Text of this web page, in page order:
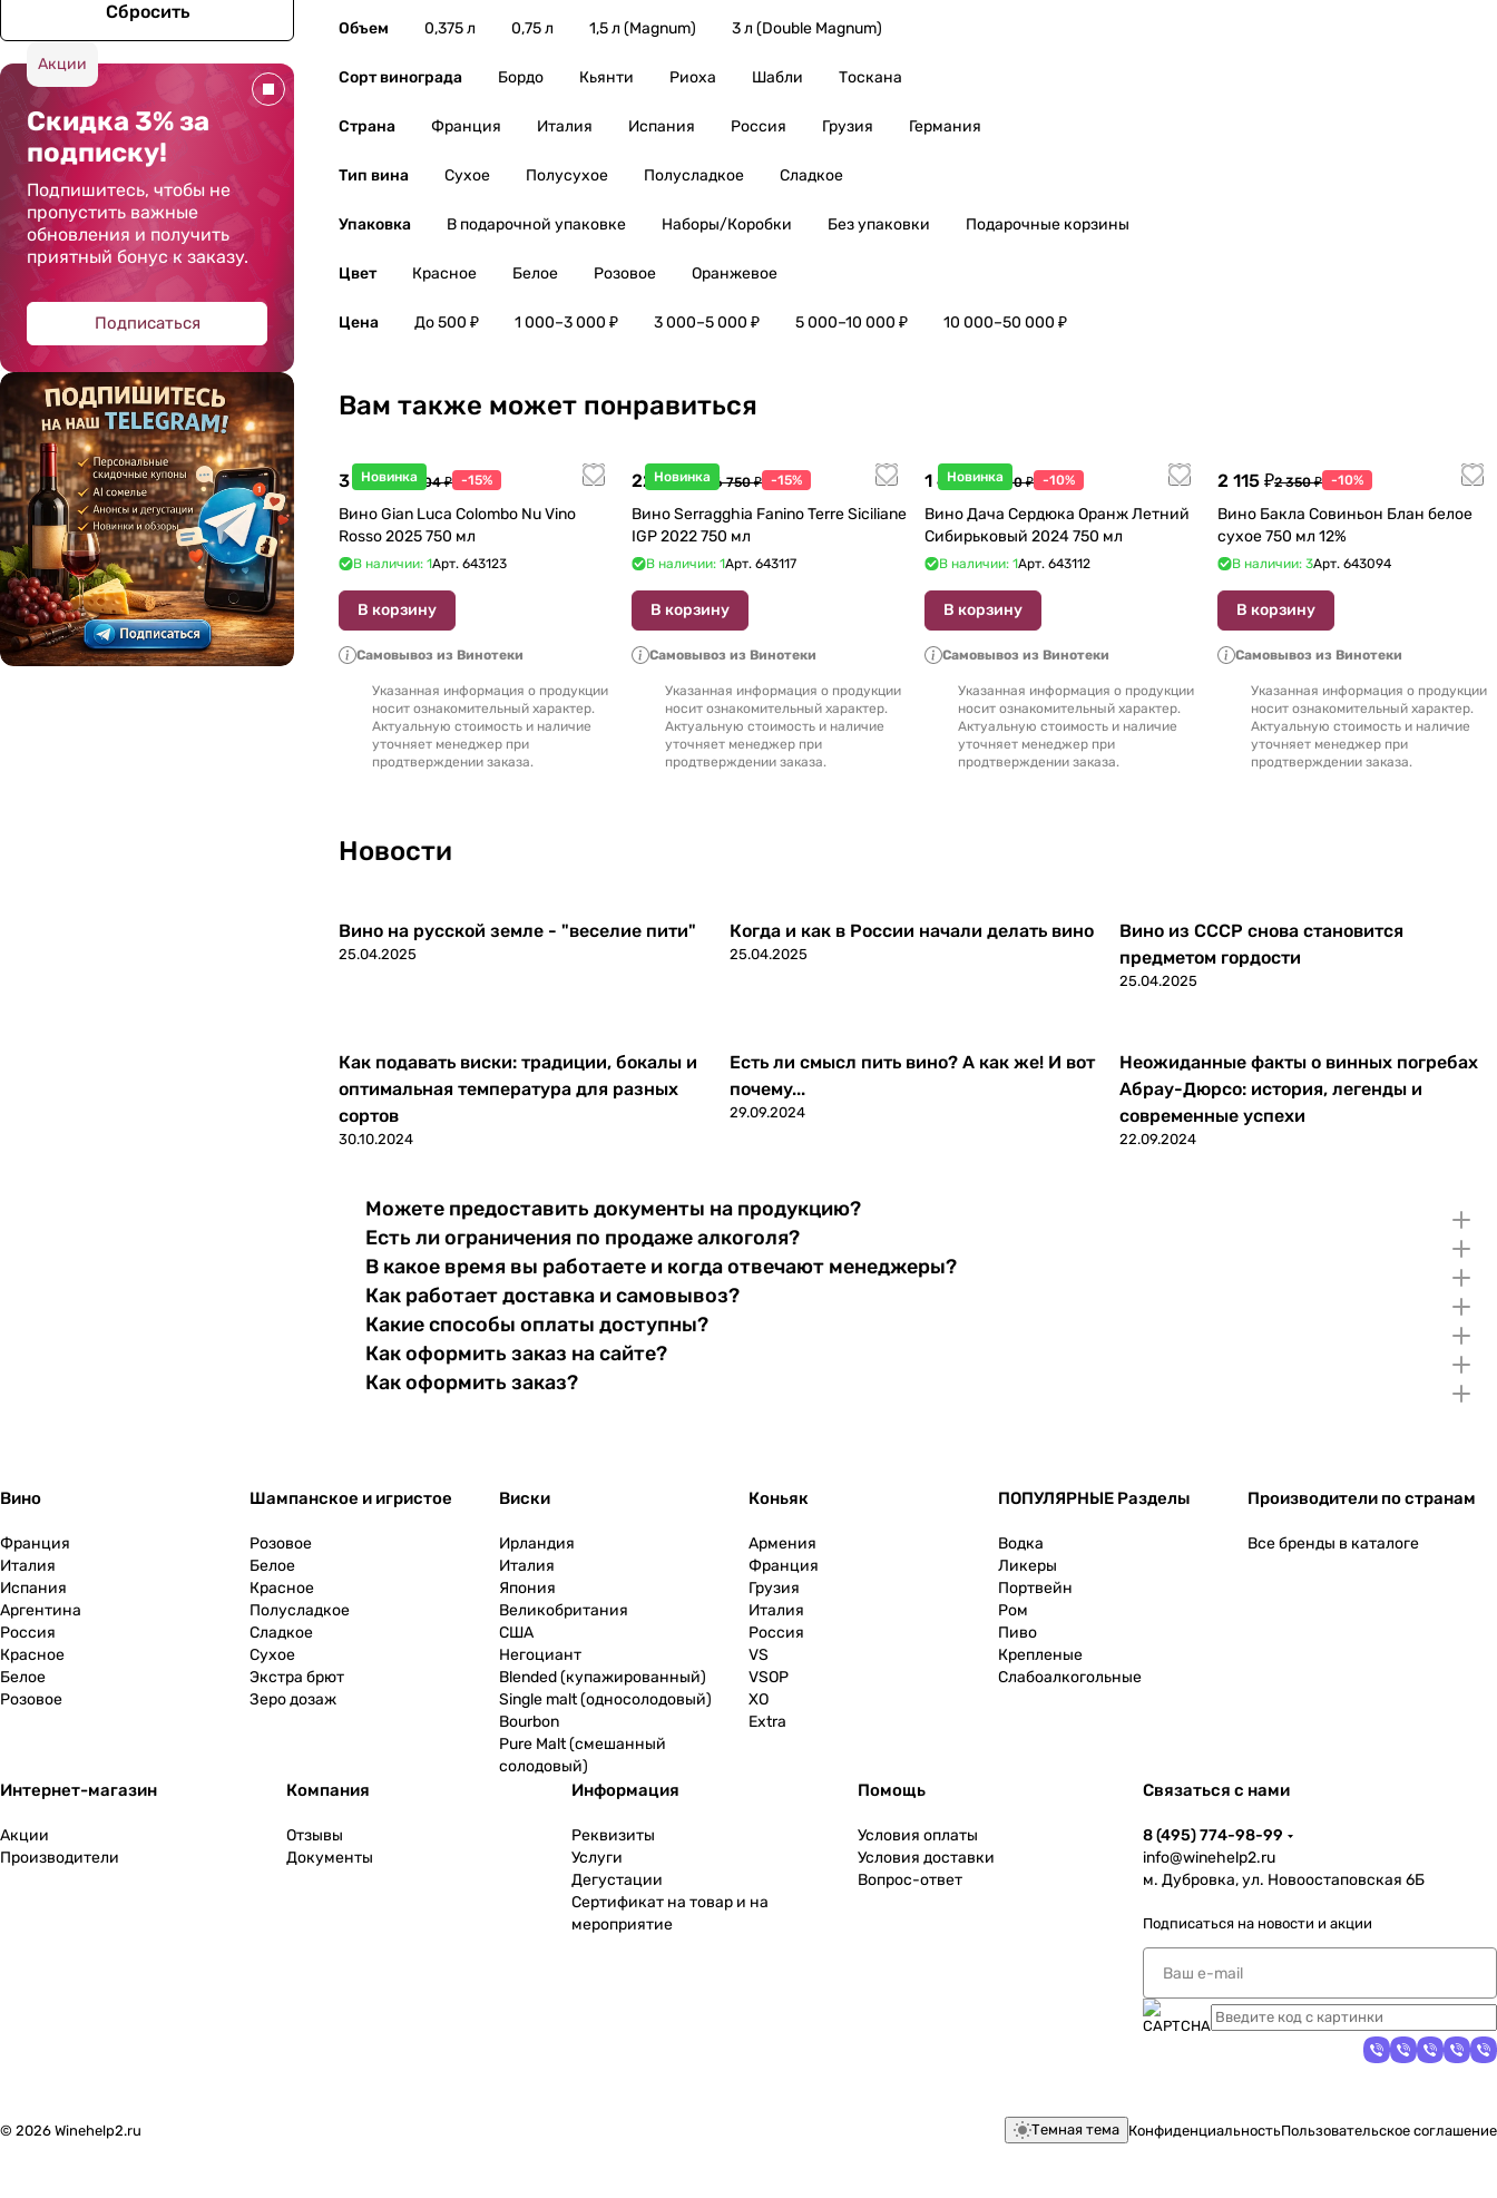
Сбросить
Акции
Скидка 3% за
подписку!
Подпишитесь, чтобы не
пропустить важные
обновления и получить
приятный бонус к заказу.
Подписаться
Объем 0,375 л 0,75 л 1,5 л (Magnum) 3 л (Double Magnum)
Сорт винограда Бордо Кьянти Риоха Шабли Тоскана
Страна Франция Италия Испания Россия Грузия Германия
Тип вина Сухое Полусухое Полусладкое Сладкое
Упаковка В подарочной упаковке Наборы/Коробки Без упаковки Подарочные корзины
Цвет Красное Белое Розовое Оранжевое
Цена До 500 ₽ 1 000–3 000 ₽ 3 000–5 000 ₽ 5 000–10 000 ₽ 10 000–50 000 ₽
Вам также может понравиться
Новинка
3 998 ₽4 704 ₽ -15%
Вино Gian Luca Colombo Nu Vino
Rosso 2025 750 мл
В наличии: 1Арт. 643123
В корзину
Самовывоз из Винотеки
Указанная информация о продукции
носит ознакомительный характер.
Актуальную стоимость и наличие
уточняет менеджер при
продтверждении заказа.
Новинка
22 738 ₽26 750 ₽ -15%
Вино Serragghia Fanino Terre Siciliane
IGP 2022 750 мл
В наличии: 1Арт. 643117
В корзину
Самовывоз из Винотеки
Указанная информация о продукции
носит ознакомительный характер.
Актуальную стоимость и наличие
уточняет менеджер при
продтверждении заказа.
Новинка
1 440 ₽1 600 ₽ -10%
Вино Дача Сердюка Оранж Летний
Сибирьковый 2024 750 мл
В наличии: 1Арт. 643112
В корзину
Самовывоз из Винотеки
Указанная информация о продукции
носит ознакомительный характер.
Актуальную стоимость и наличие
уточняет менеджер при
продтверждении заказа.
2 115 ₽2 350 ₽ -10%
Вино Бакла Совиньон Блан белое
сухое 750 мл 12%
В наличии: 3Арт. 643094
В корзину
Самовывоз из Винотеки
Указанная информация о продукции
носит ознакомительный характер.
Актуальную стоимость и наличие
уточняет менеджер при
продтверждении заказа.
Новости
Вино на русской земле - "веселие пити"
25.04.2025
Когда и как в России начали делать вино
25.04.2025
Вино из СССР снова становится
предметом гордости
25.04.2025
Как подавать виски: традиции, бокалы и
оптимальная температура для разных
сортов
30.10.2024
Есть ли смысл пить вино? А как же! И вот
почему...
29.09.2024
Неожиданные факты о винных погребах
Абрау-Дюрсо: история, легенды и
современные успехи
22.09.2024
Можете предоставить документы на продукцию?
Есть ли ограничения по продаже алкоголя?
В какое время вы работаете и когда отвечают менеджеры?
Как работает доставка и самовывоз?
Какие способы оплаты доступны?
Как оформить заказ на сайте?
Как оформить заказ?
Вино
Франция
Италия
Испания
Аргентина
Россия
Красное
Белое
Розовое
Шампанское и игристое
Розовое
Белое
Красное
Полусладкое
Сладкое
Сухое
Экстра брют
Зеро дозаж
Виски
Ирландия
Италия
Япония
Великобритания
США
Негоциант
Blended (купажированный)
Single malt (односолодовый)
Bourbon
Pure Malt (смешанный
солодовый)
Коньяк
Армения
Франция
Грузия
Италия
Россия
VS
VSOP
XO
Extra
ПОПУЛЯРНЫЕ Разделы
Водка
Ликеры
Портвейн
Ром
Пиво
Крепленые
Слабоалкогольные
Производители по странам
Все бренды в каталоге
Интернет-магазин
Акции
Производители
Компания
Отзывы
Документы
Информация
Реквизиты
Услуги
Дегустации
Сертификат на товар и на
мероприятие
Помощь
Условия оплаты
Условия доставки
Вопрос-ответ
Связаться с нами
8 (495) 774-98-99
info@winehelp2.ru
м. Дубровка, ул. Новоостаповская 6Б
Подписаться на новости и акции
© 2026 Winehelp2.ru Темная тема КонфиденциальностьПользовательское соглашение